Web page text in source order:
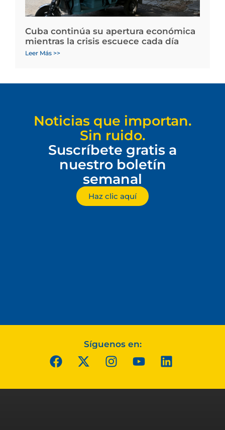
Cuba continúa su apertura económica
mientras la crisis escuece cada día
Leer Más >>
Noticias que importan.
Sin ruido.
Suscríbete gratis a
nuestro boletín
semanal
Haz clic aquí
Síguenos en: